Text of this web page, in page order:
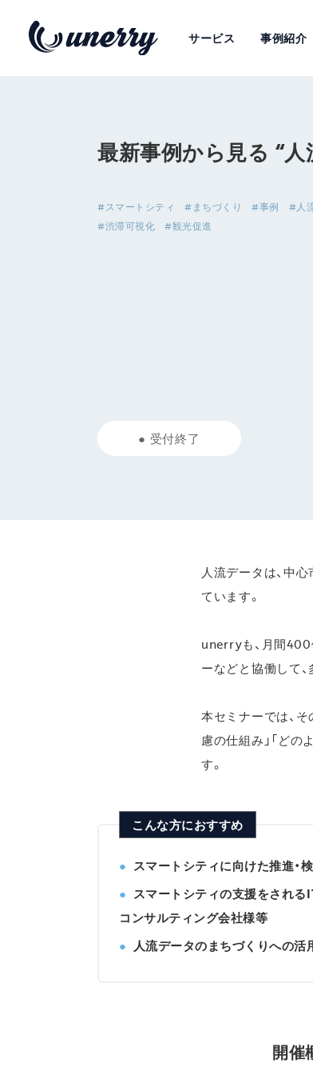
サービス 事例紹介
最新事例から見る “
#スマートシティ #まちづくり #事例 #人
#渋滞可視化
#観光促進
● 受付終了
人流データは、中
ています。
unerryも、月間400
ーなどと協働して
本セミナーでは、
慮の仕組み」「ど
す。
こんな方におすすめ
スマートシティに向けた推進・
スマートシティの支援をされる
コンサルティング会社様等
人流データのまちづくりへの
開催